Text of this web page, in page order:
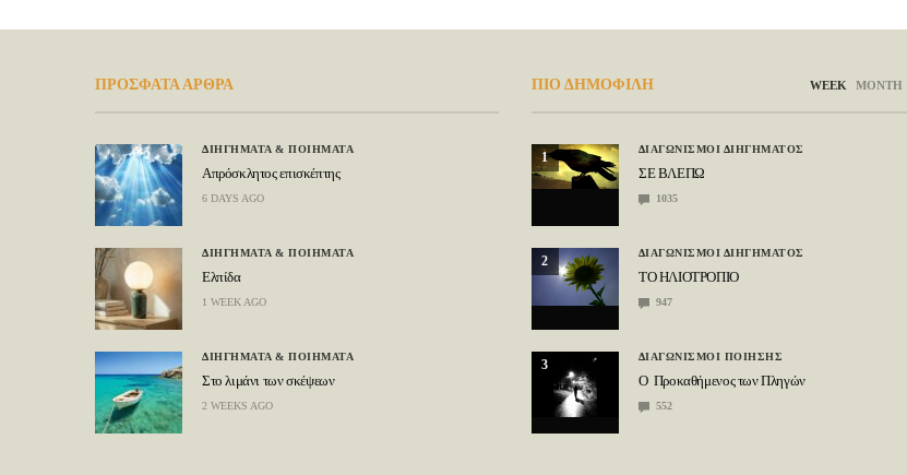
ΠΡΟΣΦΑΤΑ ΑΡΘΡΑ
ΔΙΗΓΗΜΑΤΑ & ΠΟΙΗΜΑΤΑ
Απρόσκλητος επισκέπτης
6 DAYS AGO
ΔΙΗΓΗΜΑΤΑ & ΠΟΙΗΜΑΤΑ
Ελπίδα
1 WEEK AGO
ΔΙΗΓΗΜΑΤΑ & ΠΟΙΗΜΑΤΑ
Στο λιμάνι των σκέψεων
2 WEEKS AGO
ΠΙΟ ΔΗΜΟΦΙΛΗ WEEK MONTH
1
ΔΙΑΓΩΝΙΣΜΟΙ ΔΙΗΓΗΜΑΤΟΣ
ΣΕ ΒΛΕΠΩ
1035
2
ΔΙΑΓΩΝΙΣΜΟΙ ΔΙΗΓΗΜΑΤΟΣ
ΤΟ ΗΛΙΟΤΡΟΠΙΟ
947
3
ΔΙΑΓΩΝΙΣΜΟΙ ΠΟΙΗΣΗΣ
Ο Προκαθήμενος των Πληγών
552